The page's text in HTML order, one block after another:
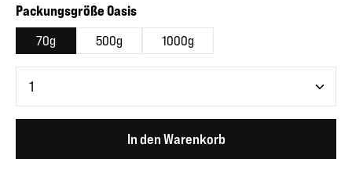
Packungsgröße Oasisauswählen
70g 500g 1000g
In den Warenkorb